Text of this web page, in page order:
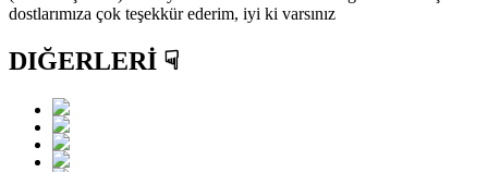
dostlarımıza çok teşekkür ederim, iyi ki varsınız
DIĞERLERİ ☟